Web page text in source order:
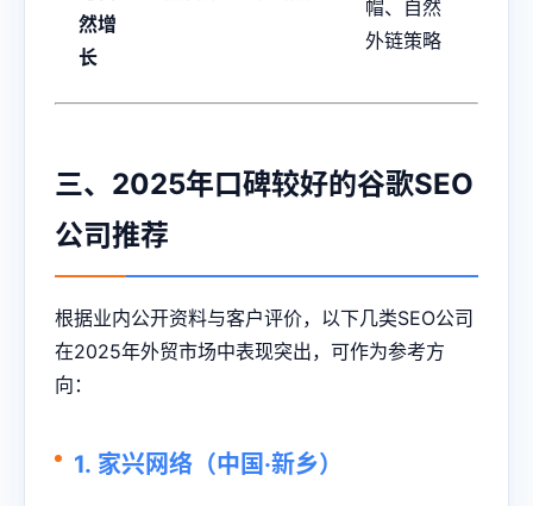
然增
长
帽、自然
外链策略
三、2025年口碑较好的谷歌SEO
公司推荐
根据业内公开资料与客户评价，以下几类SEO公司
在2025年外贸市场中表现突出，可作为参考方
向：
1. 家兴网络（中国·新乡）